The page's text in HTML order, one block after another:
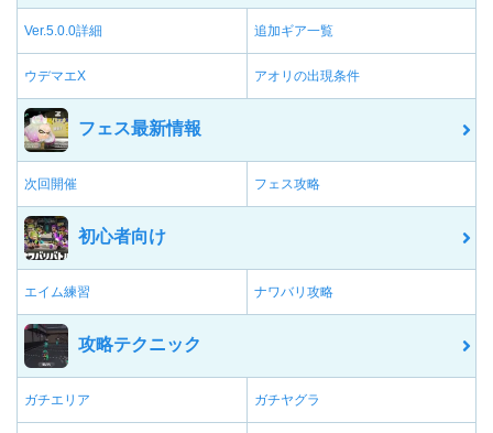
Ver.5.0.0詳細 追加ギア一覧
ウデマエX アオリの出現条件
フェス最新情報
次回開催 フェス攻略
初心者向け
エイム練習 ナワバリ攻略
攻略テクニック
ガチエリア ガチヤグラ